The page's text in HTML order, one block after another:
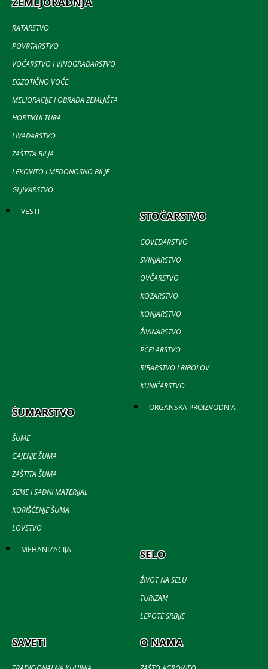
RATARSTVO
POVRTARSTVO
VOĆARSTVO I VINOGRADARSTVO
EGZOTIČNO VOĆE
MELIORACIJE I OBRADA ZEMLJIŠTA
HORTIKULTURA
LIVADARSTVO
ZAŠTITA BILJA
LEKOVITO I MEDONOSNO BILJE
GLJIVARSTVO
VESTI STOČARSTVO
GOVEDARSTVO
SVINJARSTVO
OVČARSTVO
KOZARSTVO
KONJARSTVO
ŽIVINARSTVO
PČELARSTVO
RIBARSTVO I RIBOLOV
KUNIĆARSTVO
ŠUMARSTVO
ŠUME
GAJENJE ŠUMA
ZAŠTITA ŠUMA
SEME I SADNI MATERIJAL
KORIŠĆENJE ŠUMA
LOVSTVO
ORGANSKA PROIZVODNJA
MEHANIZACIJA SELO
ŽIVOT NA SELU
TURIZAM
LEPOTE SRBIJE
SAVETI O NAMA